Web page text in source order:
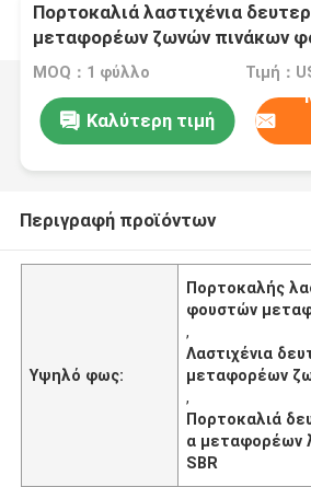
Πορτοκαλιά λαστιχένια
μεταφορέων ζωνών πινάκων
μεταφορέων SBR
MOQ：1 φύλλο
Καλύτερη τιμή
Περιγραφή προϊόντων
Υψηλό φως:
Πορτοκαλής
φουστών
,
Λαστιχένια
μεταφορέων
,
Πορτοκαλιά
α μεταφορέων
SBR